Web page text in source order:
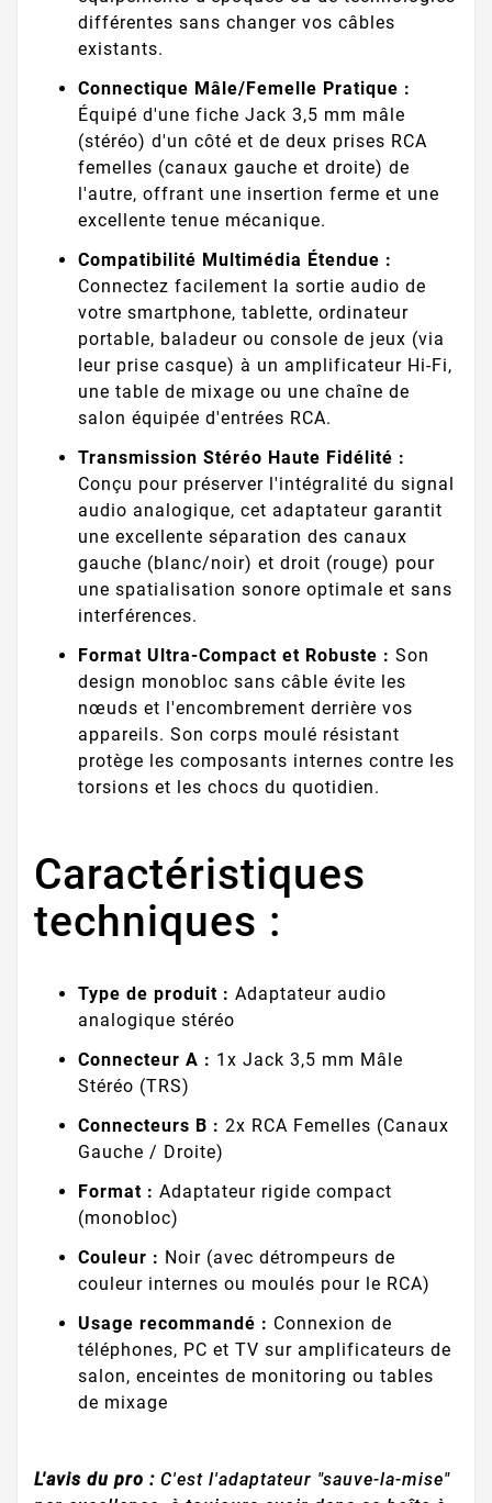
différentes sans changer vos câbles
existants.
Connectique Mâle/Femelle Pratique :
Équipé d'une fiche Jack 3,5 mm mâle
(stéréo) d'un côté et de deux prises RCA
femelles (canaux gauche et droite) de
l'autre, offrant une insertion ferme et une
excellente tenue mécanique.
Compatibilité Multimédia Étendue :
Connectez facilement la sortie audio de
votre smartphone, tablette, ordinateur
portable, baladeur ou console de jeux (via
leur prise casque) à un amplificateur Hi-Fi,
une table de mixage ou une chaîne de
salon équipée d'entrées RCA.
Transmission Stéréo Haute Fidélité :
Conçu pour préserver l'intégralité du signal
audio analogique, cet adaptateur garantit
une excellente séparation des canaux
gauche (blanc/noir) et droit (rouge) pour
une spatialisation sonore optimale et sans
interférences.
Format Ultra-Compact et Robuste : Son
design monobloc sans câble évite les
nœuds et l'encombrement derrière vos
appareils. Son corps moulé résistant
protège les composants internes contre les
torsions et les chocs du quotidien.
Caractéristiques
techniques :
Type de produit : Adaptateur audio
analogique stéréo
Connecteur A : 1x Jack 3,5 mm Mâle
Stéréo (TRS)
Connecteurs B : 2x RCA Femelles (Canaux
Gauche / Droite)
Format : Adaptateur rigide compact
(monobloc)
Couleur : Noir (avec détrompeurs de
couleur internes ou moulés pour le RCA)
Usage recommandé : Connexion de
téléphones, PC et TV sur amplificateurs de
salon, enceintes de monitoring ou tables
de mixage
L'avis du pro : C'est l'adaptateur "sauve-la-mise"